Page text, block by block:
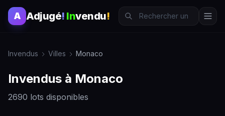
A Adjugé! Invendu!
Invendus Villes Monaco
Invendus à Monaco
2690 lots disponibles